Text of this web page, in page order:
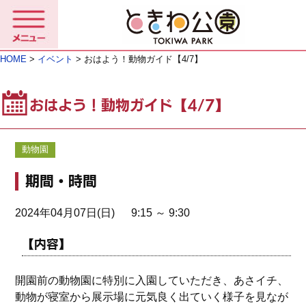
HOME > イベント > おはよう！動物ガイド【4/7】
おはよう！動物ガイド【4/7】
動物園
期間・時間
2024年04月07日(日) 9:15 ～ 9:30
【内容】
開園前の動物園に特別に入園していただき、あさイチ、
動物が寝室から展示場に元気良く出ていく様子を見なが